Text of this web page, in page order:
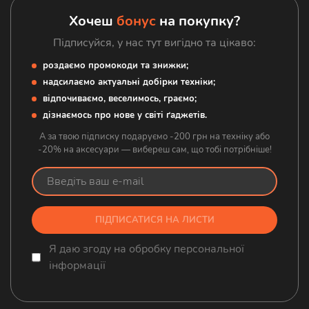
Хочеш бонус на покупку?
Підписуйся, у нас тут вигідно та цікаво:
роздаємо промокоди та знижки;
надсилаємо актуальні добірки техніки;
відпочиваємо, веселимось, граємо;
дізнаємось про нове у світі ґаджетів.
А за твою підписку подаруємо -200 грн на техніку або
-20% на аксесуари — вибереш сам, що тобі потрібніше!
ПІДПИСАТИСЯ НА ЛИСТИ
Я даю згоду на обробку персональної
інформації